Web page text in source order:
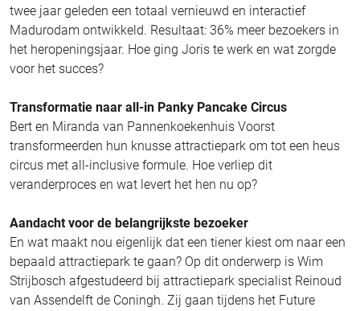
twee jaar geleden een totaal vernieuwd en interactief
Madurodam ontwikkeld. Resultaat: 36% meer bezoekers in
het heropeningsjaar. Hoe ging Joris te werk en wat zorgde
voor het succes?
Transformatie naar all-in Panky Pancake Circus
Bert en Miranda van Pannenkoekenhuis Voorst
transformeerden hun knusse attractiepark om tot een heus
circus met all-inclusive formule. Hoe verliep dit
veranderproces en wat levert het hen nu op?
Aandacht voor de belangrijkste bezoeker
En wat maakt nou eigenlijk dat een tiener kiest om naar een
bepaald attractiepark te gaan? Op dit onderwerp is Wim
Strijbosch afgestudeerd bij attractiepark specialist Reinoud
van Assendelft de Coningh. Zij gaan tijdens het Future